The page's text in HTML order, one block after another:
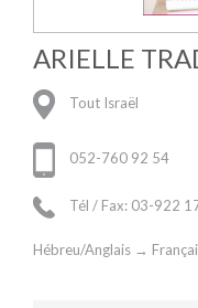
ARIELLE
Tout Israël
052-760 92 54
Tél / Fax: 03-922
Hébreu/Anglais →